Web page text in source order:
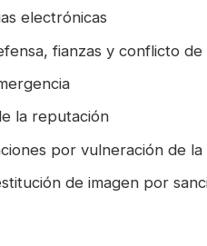
electrónicas​
fianzas y conflicto
la reputación​
por vulneración de
de imagen por